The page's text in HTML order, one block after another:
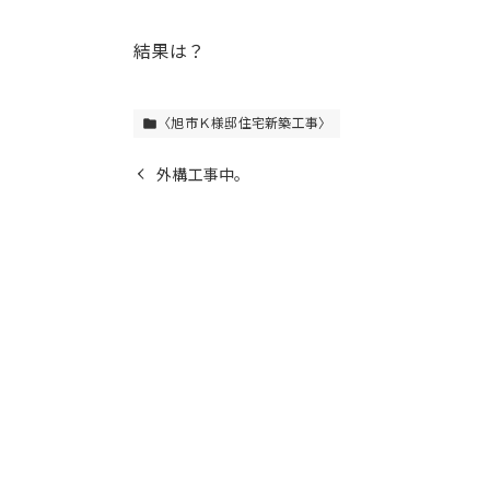
結果は？
folder 〈旭市Ｋ様邸住宅新築工事〉
外構工事中。